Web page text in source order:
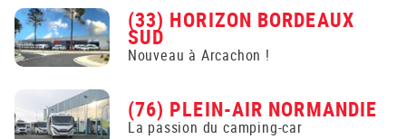
(33) HORIZON BORDEAUX
SUD
Nouveau à Arcachon !
(76) PLEIN-AIR NORMANDIE
La passion du camping-car